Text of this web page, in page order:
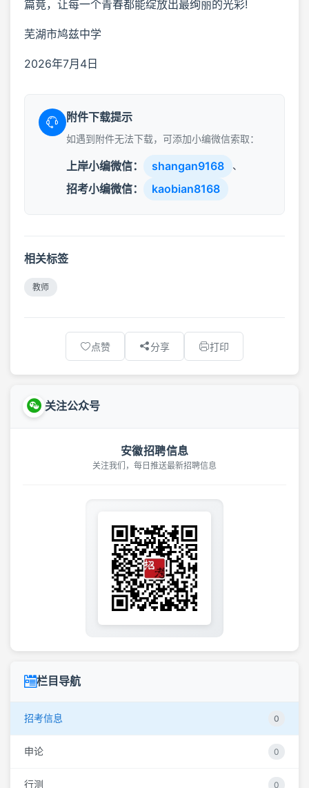
篇竟，让每一个青春都能绽放出最绚丽的光彩!
芜湖市鸠兹中学
2026年7月4日
附件下载提示
如遇到附件无法下载，可添加小编微信索取：
上岸小编微信： shangan9168 、
招考小编微信： kaobian8168
相关标签
教师
点赞 分享 打印
关注公众号
安徽招聘信息
关注我们，每日推送最新招聘信息
栏目导航
招考信息 0
申论 0
行测 0